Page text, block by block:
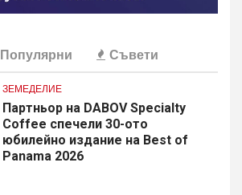
Популярни Съвети
ЗЕМЕДЕЛИЕ
Партньор на DABOV Specialty
Coffee спечели 30-ото
юбилейно издание на Best of
Panama 2026